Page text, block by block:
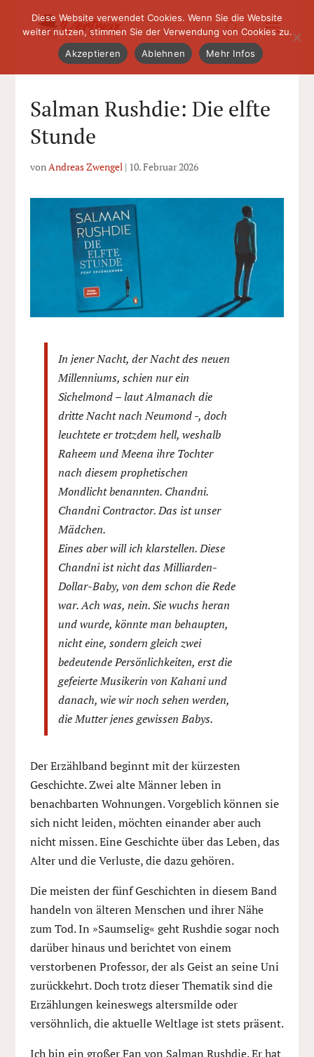
Salman Rushdie: Die elfte
Stunde
vonAndreas Zwengel| 10. Februar 2026
In jener Nacht, der Nacht des neuen
Millenniums, schien nur ein
Sichelmond – laut Almanach die
dritte Nacht nach Neumond -, doch
leuchtete er trotzdem hell, weshalb
Raheem und Meena ihre Tochter
nach diesem prophetischen
Mondlicht benannten. Chandni.
Chandni Contractor. Das ist unser
Mädchen.
Eines aber will ich klarstellen. Diese
Chandni ist nicht das Milliarden-
Dollar-Baby, von dem schon die Rede
war. Ach was, nein. Sie wuchs heran
und wurde, könnte man behaupten,
nicht eine, sondern gleich zwei
bedeutende Persönlichkeiten, erst die
gefeierte Musikerin von Kahani und
danach, wie wir noch sehen werden,
die Mutter jenes gewissen Babys.
Der Erzählband beginnt mit der kürzesten
Geschichte. Zwei alte Männer leben in
benachbarten Wohnungen. Vorgeblich können sie
sich nicht leiden, möchten einander aber auch
nicht missen. Eine Geschichte über das Leben, das
Alter und die Verluste, die dazu gehören.
Die meisten der fünf Geschichten in diesem Band
handeln von älteren Menschen und ihrer Nähe
zum Tod. In »Saumselig« geht Rushdie sogar noch
darüber hinaus und berichtet von einem
verstorbenen Professor, der als Geist an seine Uni
zurückkehrt. Doch trotz dieser Thematik sind die
Erzählungen keineswegs altersmilde oder
versöhnlich, die aktuelle Weltlage ist stets präsent.
Ich bin ein großer Fan von Salman Rushdie. Er hat
Diese Website verwendet Cookies. Wenn Sie die Website
weiter nutzen, stimmen Sie der Verwendung von Cookies zu.
Akzeptieren
Ablehnen Mehr Infos